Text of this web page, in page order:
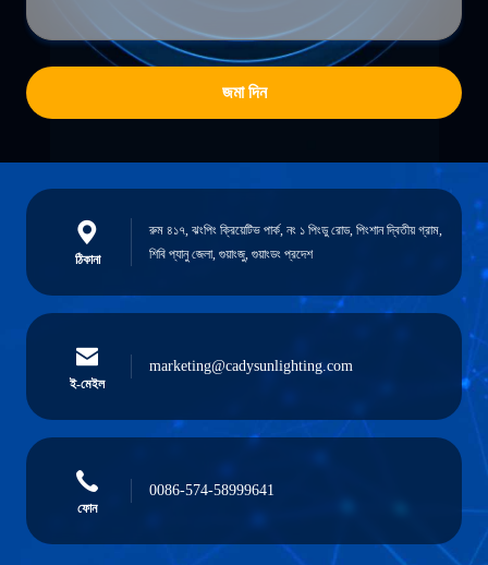
জমা দিন
ঠিকানা
রুম ৪১৭, ঝংপিং ক্রিয়েটিভ পার্ক, নং ১ পিংডু রোড, পিংশান দ্বিতীয় গ্রাম,
শিবি প্যানু জেলা, গুয়াংজু, গুয়াংডং প্রদেশ
ই-মেইল
marketing@cadysunlighting.com
ফোন
0086-574-58999641